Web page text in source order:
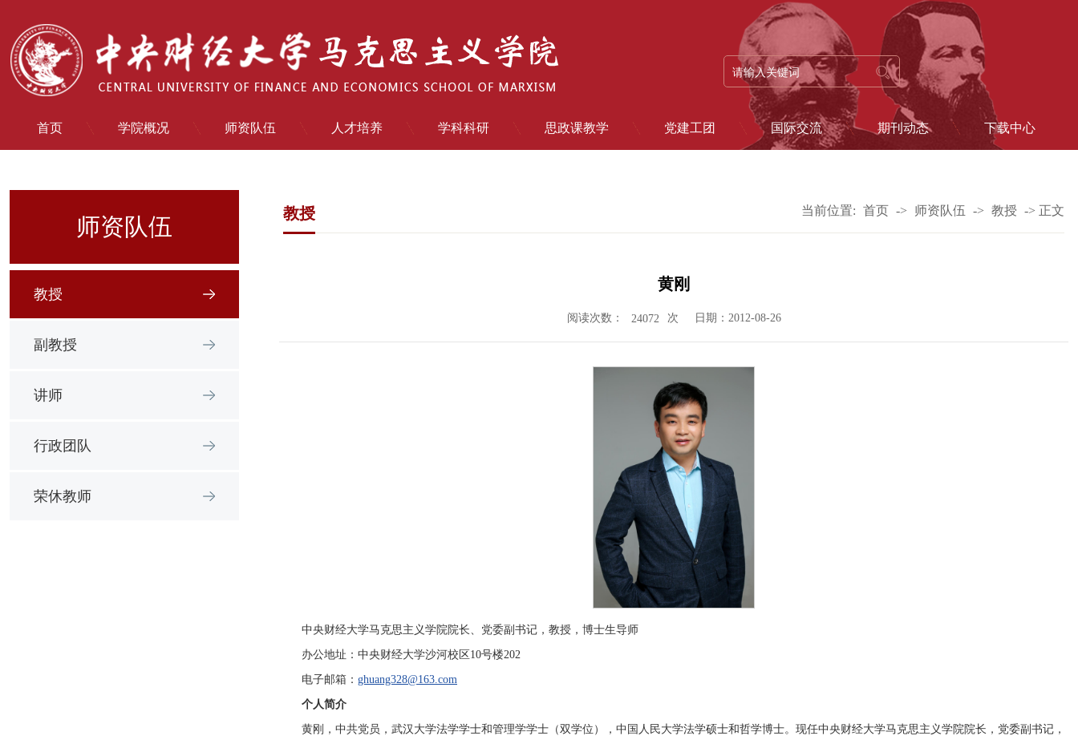
首页 学院概况 师资队伍 人才培养 学科科研 思政课教学 党建工团 国际交流 期刊动态 下载中心
师资队伍
教授
副教授
讲师
行政团队
荣休教师
教授 当前位置: 首页 -> 师资队伍 -> 教授 -> 正文
黄刚
阅读次数： 24072 次 日期：2012-08-26
中央财经大学马克思主义学院院长、党委副书记，教授，博士生导师
办公地址：中央财经大学沙河校区10号楼202
电子邮箱： ghuang328@163.com
个人简介
黄刚，中共党员，武汉大学法学学士和管理学学士（双学位），中国人民大学法学硕士和哲学博士。现任中央财经大学马克思主义学院院长，党委副书记，